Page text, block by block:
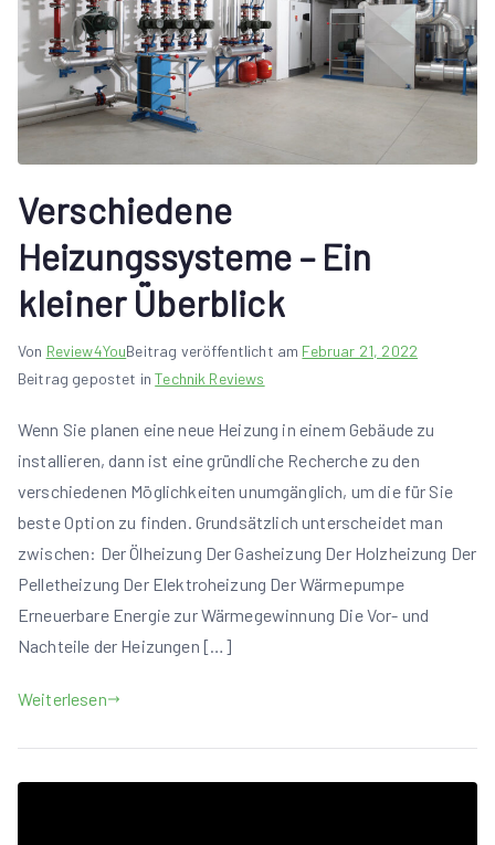
Verschiedene
Heizungssysteme – Ein
kleiner Überblick
Von Review4YouBeitrag veröffentlicht am Februar 21, 2022
Beitrag gepostet inTechnik Reviews
Wenn Sie planen eine neue Heizung in einem Gebäude zu
installieren, dann ist eine gründliche Recherche zu den
verschiedenen Möglichkeiten unumgänglich, um die für Sie
beste Option zu finden. Grundsätzlich unterscheidet man
zwischen: Der Ölheizung Der Gasheizung Der Holzheizung Der
Pelletheizung Der Elektroheizung Der Wärmepumpe
Erneuerbare Energie zur Wärmegewinnung Die Vor- und
Nachteile der Heizungen […]
Weiterlesen